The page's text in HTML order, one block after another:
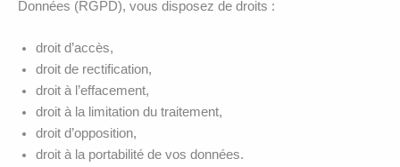
Données (RGPD), vous disposez de droits :
droit d’accès,
droit de rectification,
droit à l’effacement,
droit à la limitation du traitement,
droit d’opposition,
droit à la portabilité de vos données.